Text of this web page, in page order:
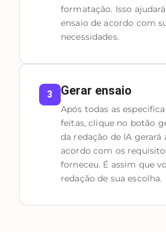
formatação. Isso
ensaio de acordo com
necessidades.
3 Gerar ensaio
Após todas as
feitas, clique no botão
da redação de IA gerará
acordo com os
forneceu. É assim que
redação de sua escolha.